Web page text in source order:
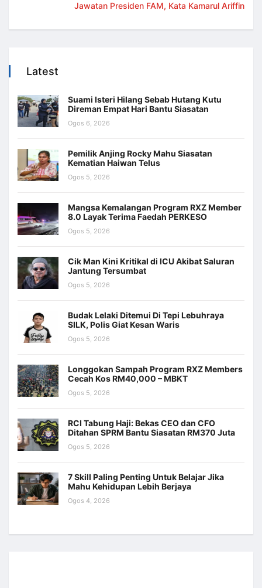
Jawatan Presiden FAM, Kata Kamarul Ariffin
Latest
Suami Isteri Hilang Sebab Hutang Kutu
Direman Empat Hari Bantu Siasatan
Ogos 6, 2026
Pemilik Anjing Rocky Mahu Siasatan
Kematian Haiwan Telus
Ogos 5, 2026
Mangsa Kemalangan Program RXZ Member
8.0 Layak Terima Faedah PERKESO
Ogos 5, 2026
Cik Man Kini Kritikal di ICU Akibat Saluran
Jantung Tersumbat
Ogos 5, 2026
Budak Lelaki Ditemui Di Tepi Lebuhraya
SILK, Polis Giat Kesan Waris
Ogos 5, 2026
Longgokan Sampah Program RXZ Members
Cecah Kos RM40,000 – MBKT
Ogos 5, 2026
RCI Tabung Haji: Bekas CEO dan CFO
Ditahan SPRM Bantu Siasatan RM370 Juta
Ogos 5, 2026
7 Skill Paling Penting Untuk Belajar Jika
Mahu Kehidupan Lebih Berjaya
Ogos 4, 2026